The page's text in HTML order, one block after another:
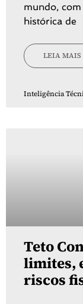
mundo,
histórica de
LEIA MAIS
Inteligência
Teto
limites,
riscos